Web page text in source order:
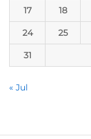
17 18
24 25
31
« Jul